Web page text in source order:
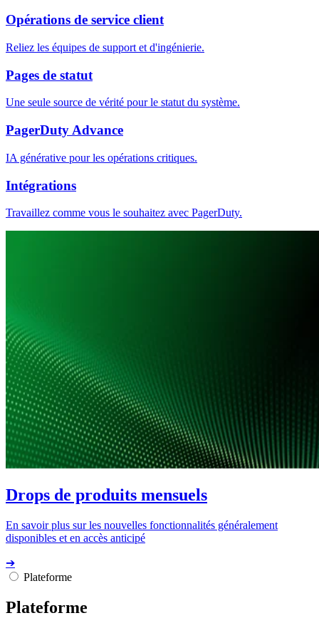
Opérations de service client
Reliez les équipes de support et d'ingénierie.
Pages de statut
Une seule source de vérité pour le statut du système.
PagerDuty Advance
IA générative pour les opérations critiques.
Intégrations
Travaillez comme vous le souhaitez avec PagerDuty.
Drops de produits mensuels
En savoir plus sur les nouvelles fonctionnalités généralement
disponibles et en accès anticipé
➔
Plateforme
Plateforme